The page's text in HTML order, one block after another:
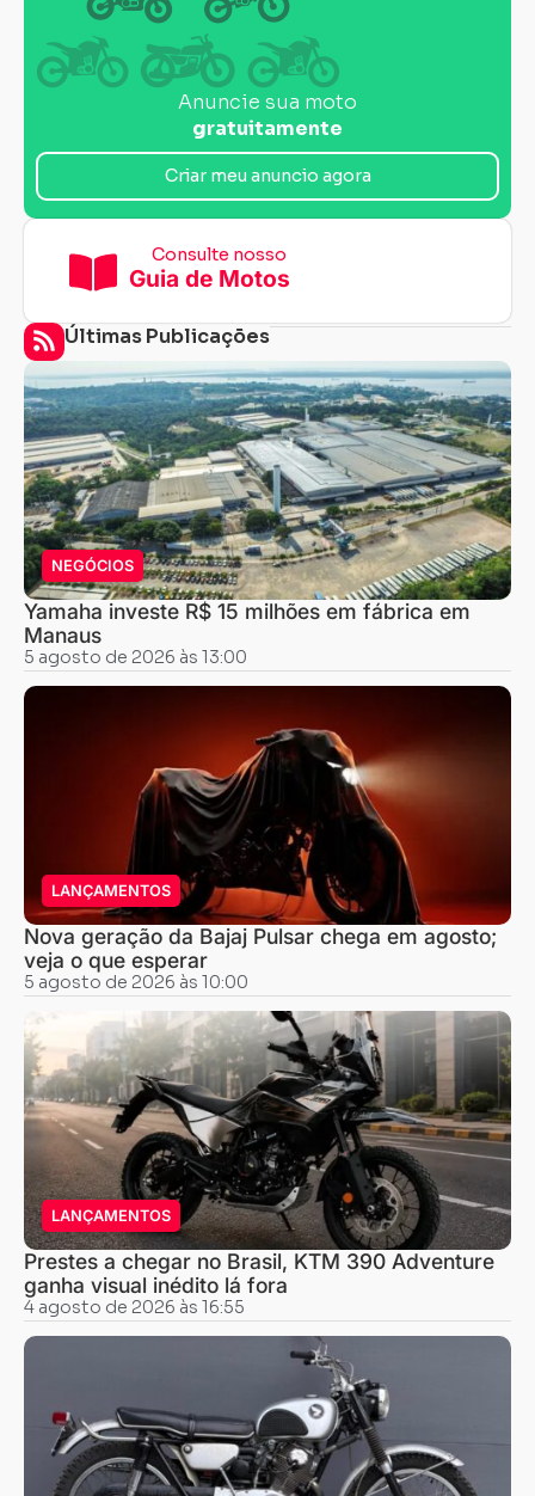
Anuncie sua moto
gratuitamente
Criar meu anuncio agora
Consulte nosso
Guia de Motos
Últimas Publicações
NEGÓCIOS
Yamaha investe R$ 15 milhões em fábrica em
Manaus
5 agosto de 2026 às 13:00
LANÇAMENTOS
Nova geração da Bajaj Pulsar chega em agosto;
veja o que esperar
5 agosto de 2026 às 10:00
LANÇAMENTOS
Prestes a chegar no Brasil, KTM 390 Adventure
ganha visual inédito lá fora
4 agosto de 2026 às 16:55